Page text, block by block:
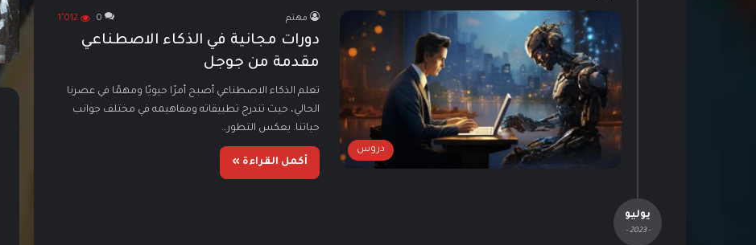
دروس
مهتم 0 1٬012
دورات مجانية في الذكاء الاصطناعي
مقدمة من جوجل
تعلم الذكاء الاصطناعي أصبح أمرًا حيويًا ومهمًا في عصرنا
الحالي، حيث تندرج تطبيقاته ومفاهيمه في مختلف جوانب
حياتنا. يعكس التطور…
أكمل القراءة »
يوليو
- 2023 -